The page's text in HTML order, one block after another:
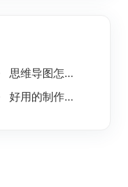
思维导图怎么画简单又漂亮 内附精美模板案例分享
好用的制作思维导图软件有哪些？五款高分思维导图工具盘点